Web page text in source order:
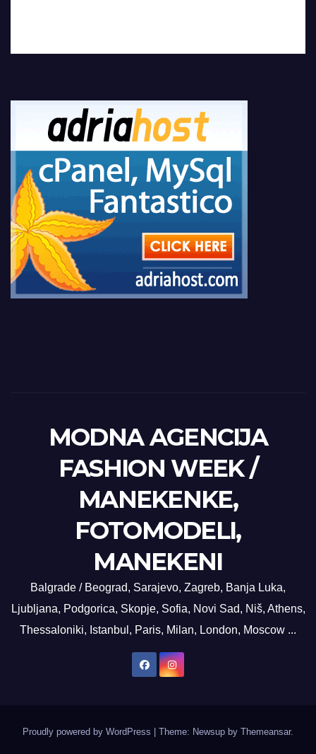
MODNA AGENCIJA
FASHION WEEK /
MANEKENKE,
FOTOMODELI,
MANEKENI
Balgrade / Beograd, Sarajevo, Zagreb, Banja Luka,
Ljubljana, Podgorica, Skopje, Sofia, Novi Sad, Niš, Athens,
Thessaloniki, Istanbul, Paris, Milan, London, Moscow ...
Proudly powered by WordPress Theme: Newsup by Themeansar.